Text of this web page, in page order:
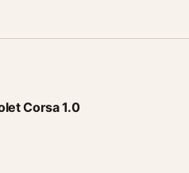
Corsa 1.0